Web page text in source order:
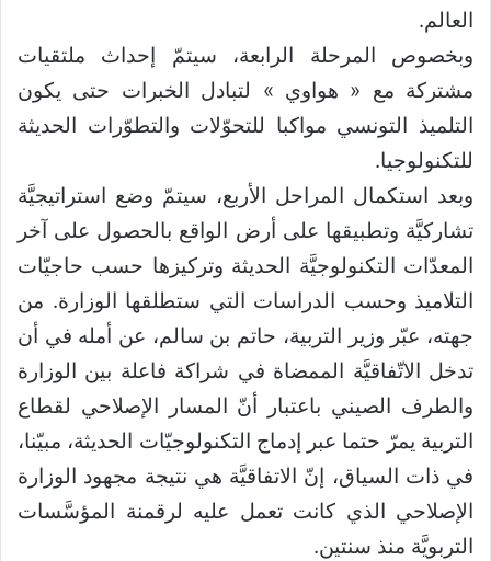
العالم.
وبخصوص المرحلة الرابعة، سيتمّ إحداث ملتقيات
مشتركة مع « هواوي » لتبادل الخبرات حتى يكون
التلميذ التونسي مواكبا للتحوّلات والتطوّرات الحديثة
للتكنولوجيا.
وبعد استكمال المراحل الأربع، سيتمّ وضع استراتيجيَّة
تشاركيَّة وتطبيقها على أرض الواقع بالحصول على آخر
المعدّات التكنولوجيَّة الحديثة وتركيزها حسب حاجيّات
التلاميذ وحسب الدراسات التي ستطلقها الوزارة. من
جهته، عبّر وزير التربية، حاتم بن سالم، عن أمله في أن
تدخل الاتّفاقيَّة الممضاة في شراكة فاعلة بين الوزارة
والطرف الصيني باعتبار أنّ المسار الإصلاحي لقطاع
التربية يمرّ حتما عبر إدماج التكنولوجيّات الحديثة، مبيّنا،
في ذات السياق، إنّ الاتفاقيَّة هي نتيجة مجهود الوزارة
الإصلاحي الذي كانت تعمل عليه لرقمنة المؤسَّسات
التربويَّة منذ سنتين.